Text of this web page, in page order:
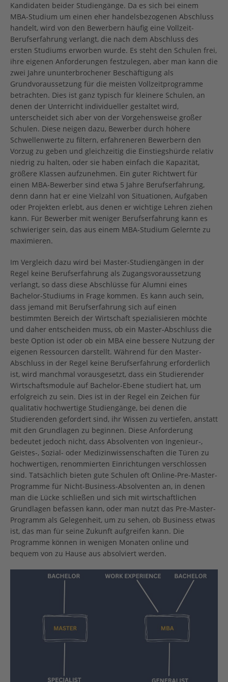
Kandidaten beider Studiengänge. Da es sich bei einem
MBA-Studium um einen eher handelsbezogenen Abschluss
handelt, wird von den Bewerbern häufig eine Vollzeit-
Berufserfahrung verlangt, die nach dem Abschluss des
ersten Studiums erworben wurde. Es steht den Schulen frei,
ihre eigenen Anforderungen festzulegen, aber man kann die
zwei Jahre ununterbrochener Beschäftigung als
Grundvoraussetzung für die meisten Vollzeitprogramme
betrachten. Dies ist ganz typisch für kleinere Schulen, an
denen der Unterricht individueller gestaltet wird,
unterscheidet sich aber von der Vorgehensweise großer
Schulen. Diese neigen dazu, Bewerber durch höhere
Schwellenwerte zu filtern, erfahreneren Bewerbern den
Vorzug zu geben und gleichzeitig die Einstiegshürde relativ
niedrig zu halten, oder sie haben einfach die Kapazität,
größere Klassen aufzunehmen. Ein guter Richtwert für
einen MBA-Bewerber sind etwa 5 Jahre Berufserfahrung,
denn dann hat er eine Vielzahl von Situationen, Aufgaben
oder Projekten erlebt, aus denen er wichtige Lehren ziehen
kann. Für Bewerber mit weniger Berufserfahrung kann es
schwieriger sein, das aus einem MBA-Studium Gelernte zu
maximieren.
Im Vergleich dazu wird bei Master-Studiengängen in der
Regel keine Berufserfahrung als Zugangsvoraussetzung
verlangt, so dass diese Abschlüsse für Alumni eines
Bachelor-Studiums in Frage kommen. Es kann auch sein,
dass jemand mit Berufserfahrung sich auf einen
bestimmten Bereich der Wirtschaft spezialisieren möchte
und daher entscheiden muss, ob ein Master-Abschluss die
beste Option ist oder ob ein MBA eine bessere Nutzung der
eigenen Ressourcen darstellt. Während für den Master-
Abschluss in der Regel keine Berufserfahrung erforderlich
ist, wird manchmal vorausgesetzt, dass ein Studierender
Wirtschaftsmodule auf Bachelor-Ebene studiert hat, um
erfolgreich zu sein. Dies ist in der Regel ein Zeichen für
qualitativ hochwertige Studiengänge, bei denen die
Studierenden gefordert sind, ihr Wissen zu vertiefen, anstatt
mit den Grundlagen zu beginnen. Diese Anforderung
bedeutet jedoch nicht, dass Absolventen von Ingenieur-,
Geistes-, Sozial- oder Medizinwissenschaften die Türen zu
hochwertigen, renommierten Einrichtungen verschlossen
sind. Tatsächlich bieten gute Schulen oft Online-Pre-Master-
Programme für Nicht-Business-Absolventen an, in denen
man die Lücke schließen und sich mit wirtschaftlichen
Grundlagen befassen kann, oder man nutzt das Pre-Master-
Programm als Gelegenheit, um zu sehen, ob Business etwas
ist, das man für seine Zukunft aufgreifen kann. Die
Programme können in wenigen Monaten online und
bequem von zu Hause aus absolviert werden.